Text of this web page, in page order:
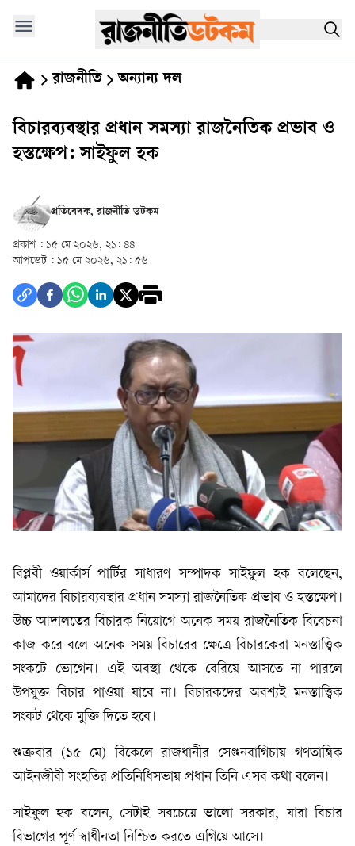
রাজনীতি অন্যান্য দল
বিচারব্যবস্থার প্রধান সমস্যা রাজনৈতিক প্রভাব ও
হস্তক্ষেপ: সাইফুল হক
প্রতিবেদক, রাজনীতি ডটকম
প্রকাশ : ১৫ মে ২০২৬, ২১: ৪৪
আপডেট : ১৫ মে ২০২৬, ২১: ৫৬
বিপ্লবী ওয়ার্কার্স পার্টির সাধারণ সম্পাদক সাইফুল হক বলেছেন,
আমাদের বিচারব্যবস্থার প্রধান সমস্যা রাজনৈতিক প্রভাব ও হস্তক্ষেপ।
উচ্চ আদালতের বিচারক নিয়োগে অনেক সময় রাজনৈতিক বিবেচনা
কাজ করে বলে অনেক সময় বিচারের ক্ষেত্রে বিচারকেরা মনস্তাত্ত্বিক
সংকটে ভোগেন। এই অবস্থা থেকে বেরিয়ে আসতে না পারলে
উপযুক্ত বিচার পাওয়া যাবে না। বিচারকদের অবশ্যই মনস্তাত্ত্বিক
সংকট থেকে মুক্তি দিতে হবে।
শুক্রবার (১৫ মে) বিকেলে রাজধানীর সেগুনবাগিচায় গণতান্ত্রিক
আইনজীবী সংহতির প্রতিনিধিসভায় প্রধান তিনি এসব কথা বলেন।
সাইফুল হক বলেন, সেটাই সবচেয়ে ভালো সরকার, যারা বিচার
বিভাগের পূর্ণ স্বাধীনতা নিশ্চিত করতে এগিয়ে আসে।